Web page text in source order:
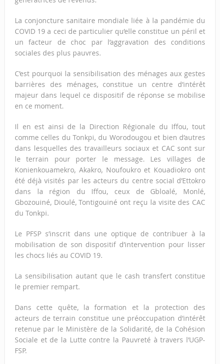
La conjoncture sanitaire mondiale liée à la pandémie du
COVID 19 a ceci de particulier qu’elle constitue un péril et
un facteur de choc par l’aggravation des conditions
sociales des plus pauvres.
C’est pourquoi la sensibilisation des ménages aux gestes
barrières des ménages, constitue un centre d’intérêt
majeur dans lequel ce dispositif de réponse se mobilise
en ce moment.
Il en est ainsi de la Direction Régionale du Iffou, tout
comme celles du Tonkpi, du Worodougou et bien d’autres
dans lesquelles des travailleurs sociaux et CAC sont sur
le terrain pour porter le message. Les villages de
Konienkouamekro, Akakro, Noufoukro et Kouadiokro ont
été déjà visités par les acteurs du centre social d’Ettokro
dans la région du Iffou, ceux de Gbloalé, Monlé,
Gbozouiné, Dioulé, Tontigouiné ont reçu la visite des CAC
du Tonkpi.
Le PFSP s’inscrit dans une optique de contribuer à la
mobilisation de son dispositif d’intervention pour lisser
les chocs liés au COVID 19.
La sensibilisation autant que le cash transfert constitue
le premier rempart.
Dans cette quête, la formation et la protection des
acteurs de terrain constitue une préoccupation d’intérêt
retenue par le Ministère de la Solidarité, de la Cohésion
Sociale et de la Lutte contre la Pauvreté à travers l’UGP-
FSP.